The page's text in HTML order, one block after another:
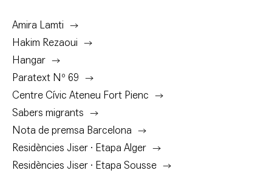
Amira Lamti
Hakim Rezaoui
Hangar
Paratext Nº 69
Centre Cívic Ateneu Fort Pienc
Sabers migrants
Nota de premsa Barcelona
Residències Jiser · Etapa Alger
Residències Jiser · Etapa Sousse